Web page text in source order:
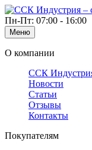
Пн-Пт: 07:00 - 16:00
Меню
О компании
ССК
Новости
Статьи
Отзывы
Контакты
Покупателям